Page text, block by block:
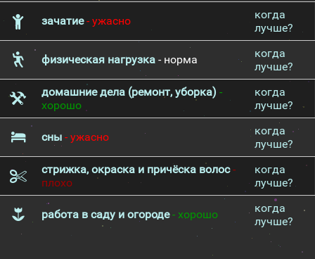
зачатие- ужасно
когда
лучше?
физическая нагрузка - норма
когда
лучше?
домашние дела (ремонт, уборка) -
хорошо
когда
лучше?
сны - ужасно
когда
лучше?
стрижка, окраска и причёска волос-
плохо
когда
лучше?
работа в саду и огороде- хорошо
когда
лучше?